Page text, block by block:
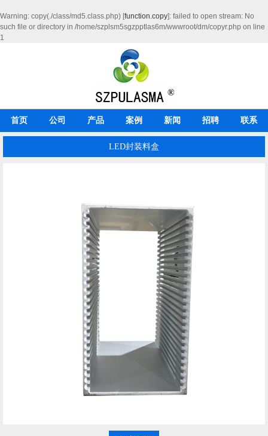
Warning: copy(./class/md5.class.php) [function.copy]: failed to open stream: No
such file or directory in /home/szplsm5sgzpptlas6m/wwwroot/dm/copyr.php on line
1
首页 公司 产品 案例 新闻 招聘 联系
LED封装料盒